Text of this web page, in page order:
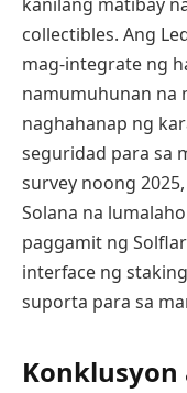
collectibles. Ang
mag-integrate ng
namumuhunan na
naghahanap ng
seguridad para sa
survey noong
Solana na
paggamit ng
interface ng
suporta para sa
Konklusyon